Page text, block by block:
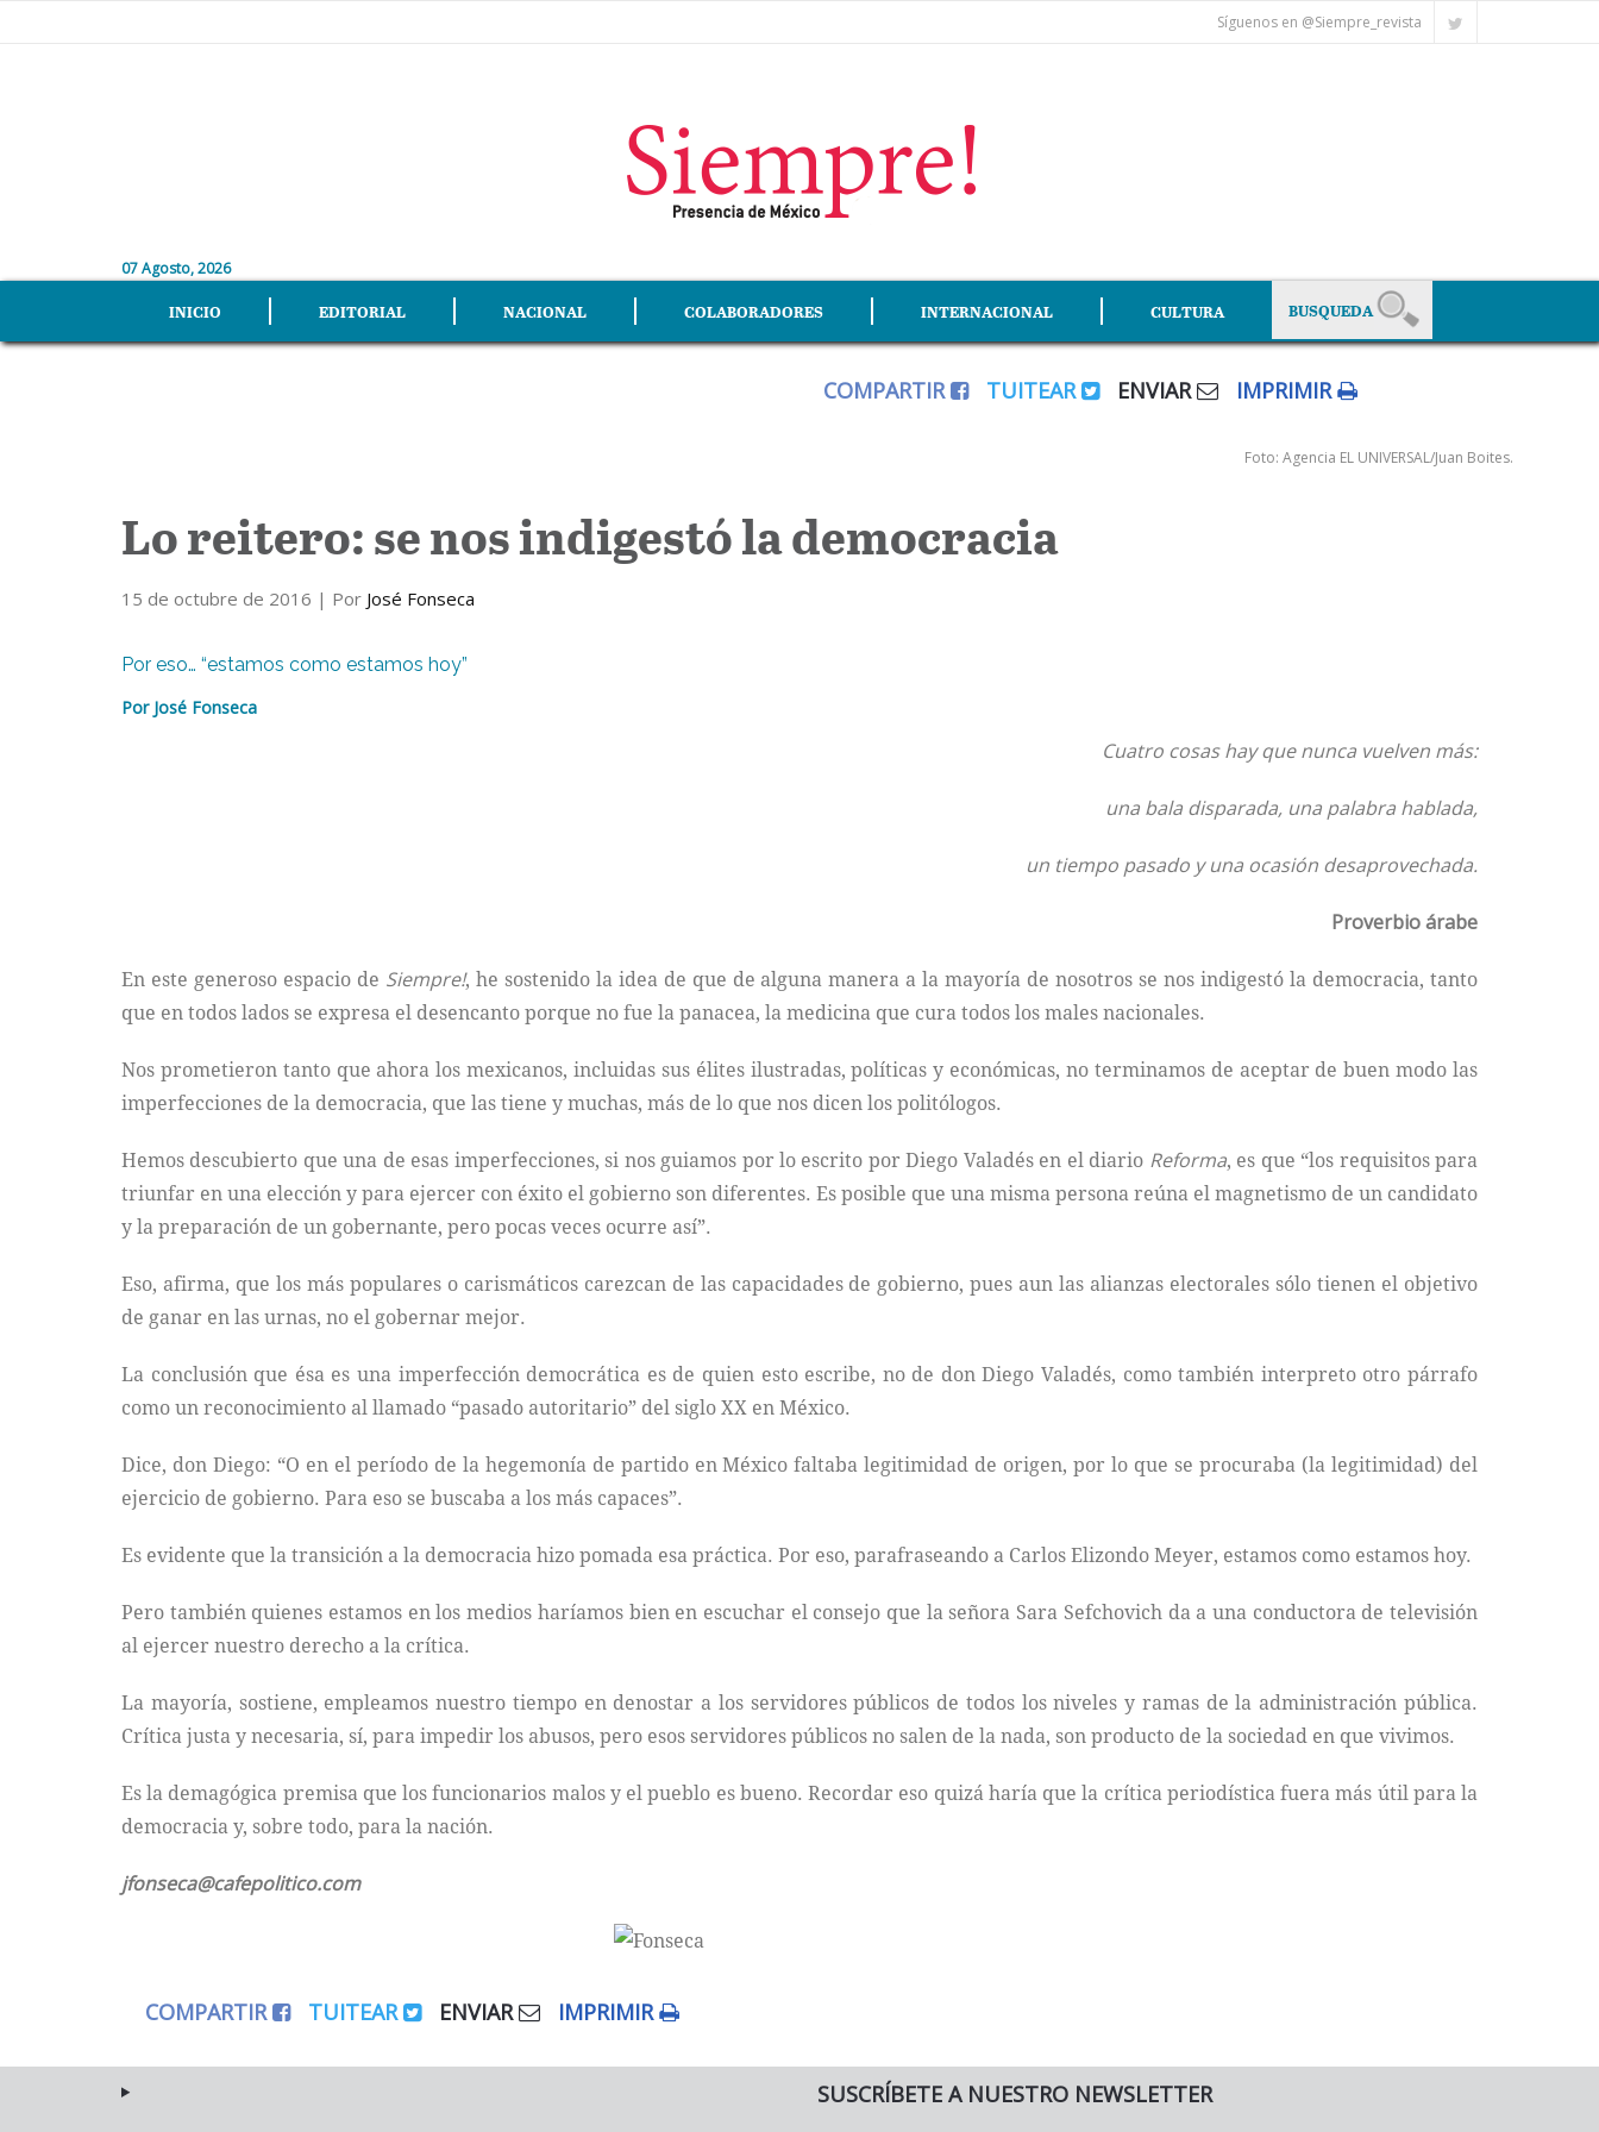
Síguenos en @Siempre_revista
07 Agosto, 2026
INICIO EDITORIAL NACIONAL COLABORADORES INTERNACIONAL CULTURA
COMPARTIR TUITEAR ENVIAR IMPRIMIR
Foto: Agencia EL UNIVERSAL/Juan Boites.
Lo reitero: se nos indigestó la democracia
15 de octubre de 2016 | Por José Fonseca
Por eso… “estamos como estamos hoy”
Por José Fonseca
Cuatro cosas hay que nunca vuelven más:
una bala disparada, una palabra hablada,
un tiempo pasado y una ocasión desaprovechada.
Proverbio árabe
En este generoso espacio de Siempre!, he sostenido la idea de que de alguna manera a la mayoría de nosotros se nos indigestó la democracia, tanto
que en todos lados se expresa el desencanto porque no fue la panacea, la medicina que cura todos los males nacionales.
Nos prometieron tanto que ahora los mexicanos, incluidas sus élites ilustradas, políticas y económicas, no terminamos de aceptar de buen modo las
imperfecciones de la democracia, que las tiene y muchas, más de lo que nos dicen los politólogos.
Hemos descubierto que una de esas imperfecciones, si nos guiamos por lo escrito por Diego Valadés en el diario Reforma, es que “los requisitos para
triunfar en una elección y para ejercer con éxito el gobierno son diferentes. Es posible que una misma persona reúna el magnetismo de un candidato
y la preparación de un gobernante, pero pocas veces ocurre así”.
Eso, afirma, que los más populares o carismáticos carezcan de las capacidades de gobierno, pues aun las alianzas electorales sólo tienen el objetivo
de ganar en las urnas, no el gobernar mejor.
La conclusión que ésa es una imperfección democrática es de quien esto escribe, no de don Diego Valadés, como también interpreto otro párrafo
como un reconocimiento al llamado “pasado autoritario” del siglo XX en México.
Dice, don Diego: “O en el período de la hegemonía de partido en México faltaba legitimidad de origen, por lo que se procuraba (la legitimidad) del
ejercicio de gobierno. Para eso se buscaba a los más capaces”.
Es evidente que la transición a la democracia hizo pomada esa práctica. Por eso, parafraseando a Carlos Elizondo Meyer, estamos como estamos hoy.
Pero también quienes estamos en los medios haríamos bien en escuchar el consejo que la señora Sara Sefchovich da a una conductora de televisión
al ejercer nuestro derecho a la crítica.
La mayoría, sostiene, empleamos nuestro tiempo en denostar a los servidores públicos de todos los niveles y ramas de la administración pública.
Crítica justa y necesaria, sí, para impedir los abusos, pero esos servidores públicos no salen de la nada, son producto de la sociedad en que vivimos.
Es la demagógica premisa que los funcionarios malos y el pueblo es bueno. Recordar eso quizá haría que la crítica periodística fuera más útil para la
democracia y, sobre todo, para la nación.
jfonseca@cafepolitico.com
COMPARTIR TUITEAR ENVIAR IMPRIMIR
SUSCRÍBETE A NUESTRO NEWSLETTER